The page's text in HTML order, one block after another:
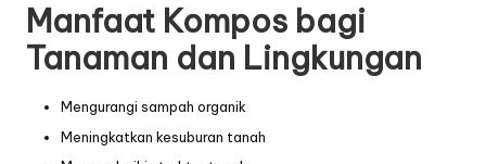
Manfaat Kompos bagi
Tanaman dan Lingkungan
Mengurangi sampah organik
Meningkatkan kesuburan tanah